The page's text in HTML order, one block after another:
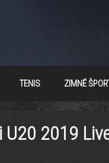
TENIS ZIMNÉ
U20 2019